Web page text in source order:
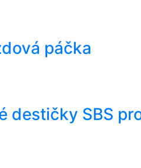
páčka
destičky SBS